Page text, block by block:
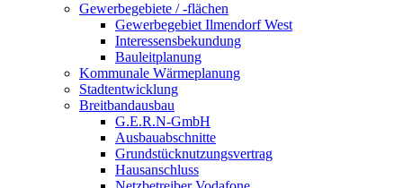
Gewerbegebiete / -flächen
Gewerbegebiet Ilmendorf West
Interessensbekundung
Bauleitplanung
Kommunale Wärmeplanung
Stadtentwicklung
Breitbandausbau
G.E.R.N-GmbH
Ausbauabschnitte
Grundstücknutzungsvertrag
Hausanschluss